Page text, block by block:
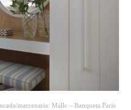
marcenaria: Mallc – Banqueta Paris